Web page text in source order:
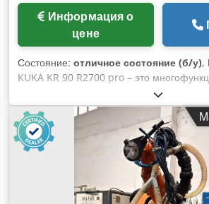
мм × 208 мм Вес: приблизительно 56,5
монтажа На полу На потолке На стене
Наработка: 26 600 часов
цене
Состояние: отличное состояние (б/у),
KUKA KR 90 R2700 pro – это
высокоскоростной промышленный
входящий в серию KR QUANTEC от
модель, позиционируемая как
средней грузоподъемности, в версии
оптимизирована для обеспечения
выполнения операций, экономической
компактной интеграции в
производственные линии. Chodpfszrl